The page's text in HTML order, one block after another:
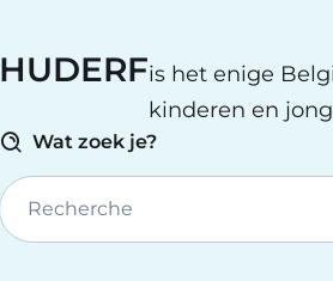
HUDERFis het enige
kinderen en
Wat zoek je?
Recherche